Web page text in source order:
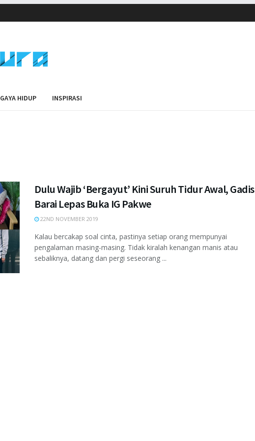
GAYA HIDUP INSPIRASI
Dulu Wajib ‘Bergayut’ Kini Suruh Tidur Awal, Gadis
Barai Lepas Buka IG Pakwe
22ND NOVEMBER 2019
Kalau bercakap soal cinta, pastinya setiap orang mempunyai
pengalaman masing-masing. Tidak kiralah kenangan manis atau
sebaliknya, datang dan pergi seseorang ...